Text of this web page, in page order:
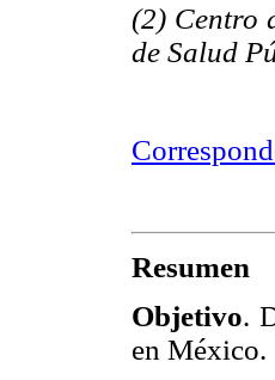
(2) Centro
de Salud
Resumen
Objetivo.
en México.